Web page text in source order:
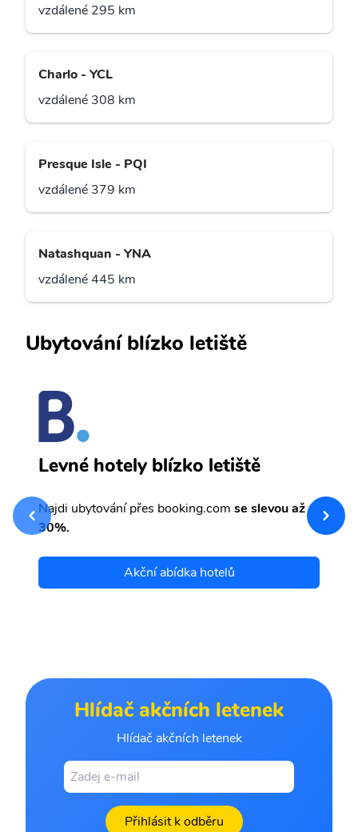
vzdálené 295 km
Charlo - YCL
vzdálené 308 km
Presque Isle - PQI
vzdálené 379 km
Natashquan - YNA
vzdálené 445 km
Ubytování blízko letiště
Levné hotely blízko letiště
Najdi ubytování přes booking.com se slevou až
30%.
Akční abídka hotelů
Hlídač akčních letenek
Hlídač akčních letenek
Přihlásit k odběru